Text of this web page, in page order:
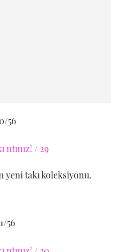
56
yeni takı koleksiyonu.
56